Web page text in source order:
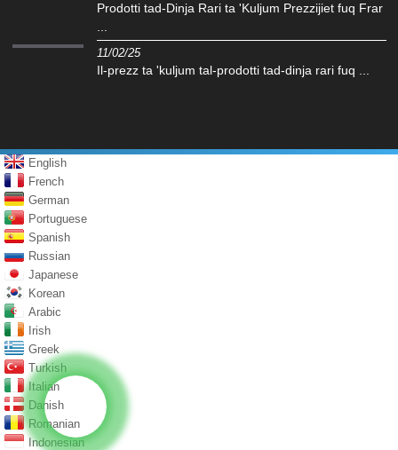
Prodotti tad-Dinja Rari ta 'Kuljum Prezzijiet fuq Frar
...
11/02/25
Il-prezz ta 'kuljum tal-prodotti tad-dinja rari fuq ...
English
French
German
Portuguese
Spanish
Russian
Japanese
Korean
Arabic
Irish
Greek
Turkish
Italian
Danish
Romanian
Indonesian